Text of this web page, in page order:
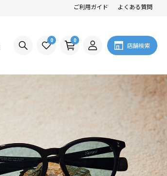
ご利用ガイド よくある質問
0 0
店舗検索